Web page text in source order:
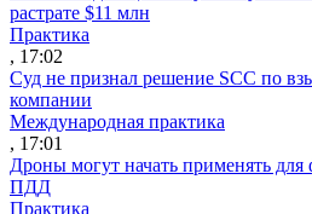
растрате $11 млн
Практика
, 17:02
Суд не признал решение SCC по
компании
Международная практика
, 17:01
Дроны могут начать применять
ПДД
Практика